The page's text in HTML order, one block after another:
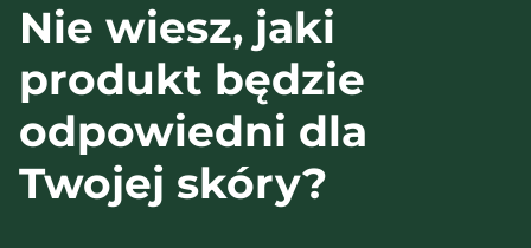
Nie wiesz, jaki
produkt będzie
odpowiedni dla
Twojej skóry?